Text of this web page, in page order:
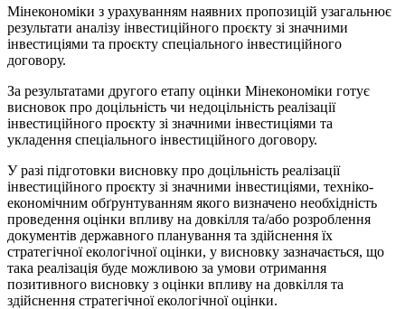
Мінекономіки з урахуванням наявних пропозицій узагальнює
результати аналізу інвестиційного проєкту зі значними
інвестиціями та проєкту спеціального інвестиційного
договору.
За результатами другого етапу оцінки Мінекономіки готує
висновок про доцільність чи недоцільність реалізації
інвестиційного проєкту зі значними інвестиціями та
укладення спеціального інвестиційного договору.
У разі підготовки висновку про доцільність реалізації
інвестиційного проєкту зі значними інвестиціями, техніко-
економічним обґрунтуванням якого визначено необхідність
проведення оцінки впливу на довкілля та/або розроблення
документів державного планування та здійснення їх
стратегічної екологічної оцінки, у висновку зазначається, що
така реалізація буде можливою за умови отримання
позитивного висновку з оцінки впливу на довкілля та
здійснення стратегічної екологічної оцінки.